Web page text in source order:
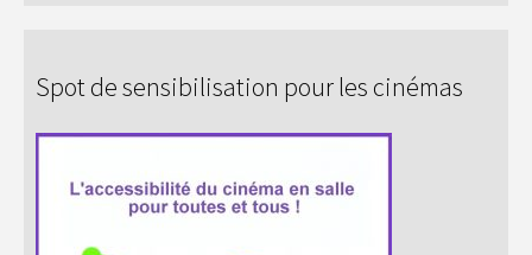
Spot de sensibilisation pour les cinémas